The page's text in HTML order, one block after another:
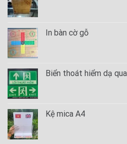
In bàn cờ gỗ
Biển thoát hiểm dạ
Kệ mica A4